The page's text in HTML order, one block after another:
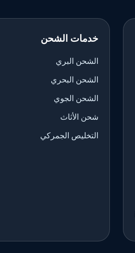
خدمات الشحن
الشحن البري
الشحن البحري
الشحن الجوي
شحن الأثاث
التخليص الجمركي